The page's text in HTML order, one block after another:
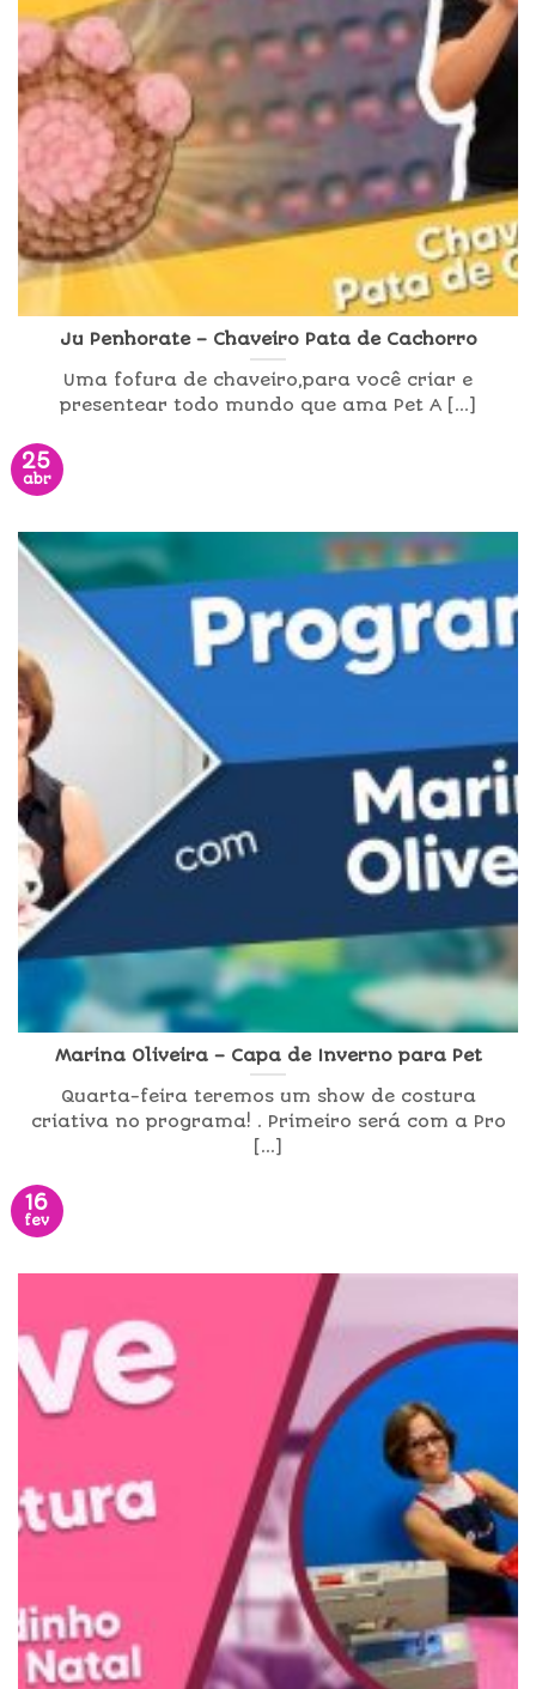
Ju Penhorate – Chaveiro Pata de Cachorro
Uma fofura de chaveiro,para você criar e
presentear todo mundo que ama Pet A [...]
25
abr
Marina Oliveira – Capa de Inverno para Pet
Quarta-feira teremos um show de costura
criativa no programa! . Primeiro será com a Pro
[...]
16
fev